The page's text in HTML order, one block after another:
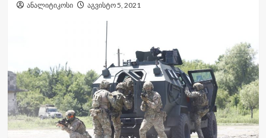
ანალიტიკოსი აგვისტო 5, 2021